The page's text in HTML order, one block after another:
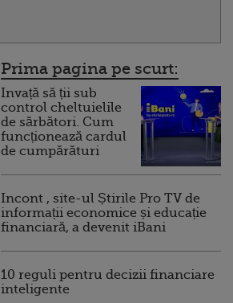
Prima pagina pe scurt:
Invață să ții sub
control cheltuielile
de sărbători. Cum
funcționează cardul
de cumpărături
Incont , site-ul Știrile Pro TV de
informații economice și educație
financiară, a devenit iBani
10 reguli pentru decizii financiare
inteligente